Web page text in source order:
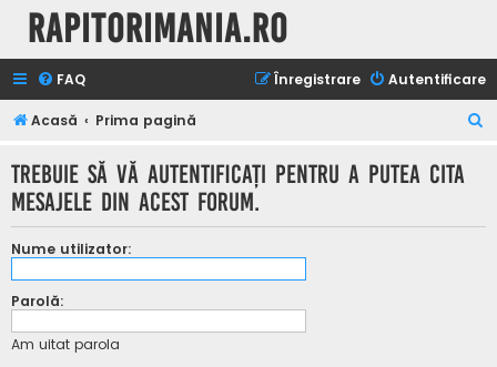
Rapitorimania.ro
FAQ Autentificare
Înregistrare
Acasă Prima pagină
Trebuie să vă autentificaţi pentru a putea cita
mesajele din acest forum.
Nume utilizator:
Parolă:
Am uitat parola